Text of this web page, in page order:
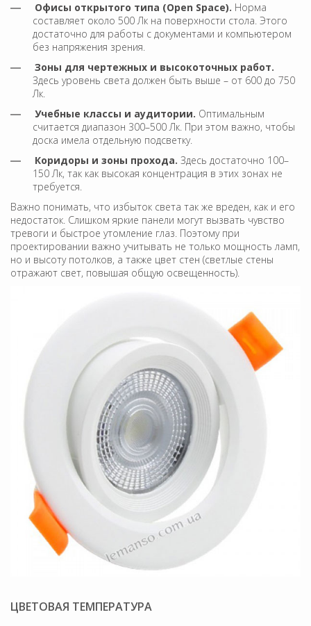
Офисы открытого типа (Open Space). Норма
составляет около 500 Лк на поверхности стола. Этого
достаточно для работы с документами и компьютером
без напряжения зрения.
Зоны для чертежных и высокоточных работ.
Здесь уровень света должен быть выше – от 600 до 750
Лк.
Учебные классы и аудитории. Оптимальным
считается диапазон 300–500 Лк. При этом важно, чтобы
доска имела отдельную подсветку.
Коридоры и зоны прохода. Здесь достаточно 100–
150 Лк, так как высокая концентрация в этих зонах не
требуется.
Важно понимать, что избыток света так же вреден, как и его
недостаток. Слишком яркие панели могут вызвать чувство
тревоги и быстрое утомление глаз. Поэтому при
проектировании важно учитывать не только мощность ламп,
но и высоту потолков, а также цвет стен (светлые стены
отражают свет, повышая общую освещенность).
ЦВЕТОВАЯ ТЕМПЕРАТУРА